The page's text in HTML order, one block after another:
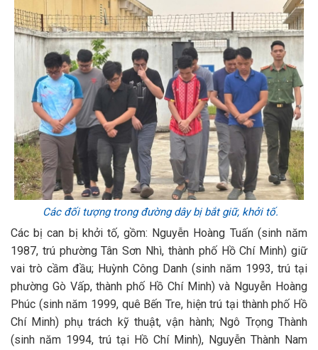
Các đối tượng trong đường dây bị bắt giữ, khởi tố.
Các bị can bị khởi tố, gồm: Nguyễn Hoàng Tuấn (sinh năm
1987, trú phường Tân Sơn Nhì, thành phố Hồ Chí Minh) giữ
vai trò cầm đầu; Huỳnh Công Danh (sinh năm 1993, trú tại
phường Gò Vấp, thành phố Hồ Chí Minh) và Nguyễn Hoàng
Phúc (sinh năm 1999, quê Bến Tre, hiện trú tại thành phố Hồ
Chí Minh) phụ trách kỹ thuật, vận hành; Ngô Trọng Thành
(sinh năm 1994, trú tại Hồ Chí Minh), Nguyễn Thành Nam